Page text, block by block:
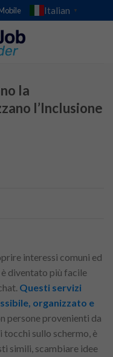
Italian ▼
la
l’Inclusione
interessi comuni ed
diventato più facile
Questi servizi
organizzato e
persone provenienti da
tocchi sullo schermo, è
simili, scambiare idee